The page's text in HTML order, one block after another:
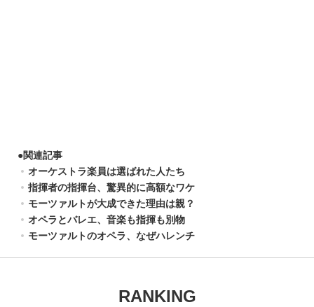
●関連記事
オーケストラ楽員は選ばれた人たち
指揮者の指揮台、驚異的に高額なワケ
モーツァルトが大成できた理由は親？
オペラとバレエ、音楽も指揮も別物
モーツァルトのオペラ、なぜハレンチ
RANKING